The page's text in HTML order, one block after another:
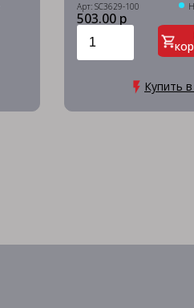
Арт: SC3629-100
503.00 р
Купить